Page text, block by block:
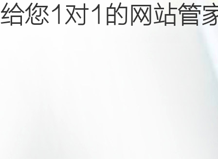
给您1对1的网站管